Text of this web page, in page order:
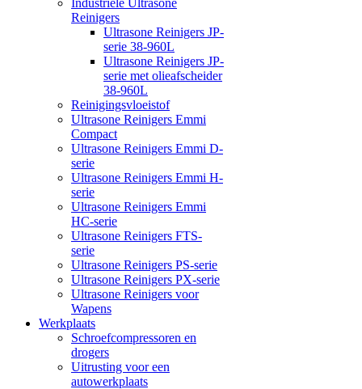
Reinigers
Ultrasone Reinigers JP-
serie 38-960L
Ultrasone Reinigers JP-
serie met olieafscheider
38-960L
Reinigingsvloeistof
Ultrasone Reinigers Emmi
Compact
Ultrasone Reinigers Emmi D-
serie
Ultrasone Reinigers Emmi H-
serie
Ultrasone Reinigers Emmi
HC-serie
Ultrasone Reinigers FTS-
serie
Ultrasone Reinigers PS-serie
Ultrasone Reinigers PX-serie
Ultrasone Reinigers voor
Wapens
Werkplaats
Schroefcompressoren en
drogers
Uitrusting voor een
autowerkplaats